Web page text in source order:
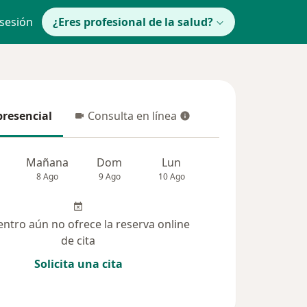
¿Eres profesional de la salud?
Consulta en línea
Consulta en línea
Mañana
8 Ago
Dom
9 Ago
Lun
10 Ago
aún no ofrece la reserva online
de cita
Solicita una cita